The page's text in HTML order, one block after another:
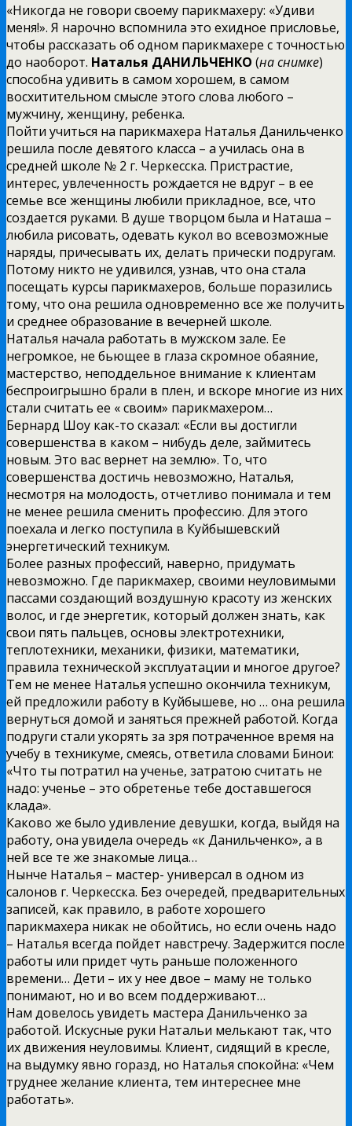
«Никогда не говори своему парикмахеру: «Удиви
меня!». Я нарочно вспомнила это ехидное присловье,
чтобы рассказать об одном парикмахере с точностью
до наоборот. Наталья ДАНИЛЬЧЕНКО (на снимке)
способна удивить в самом хорошем, в самом
восхитительном смысле этого слова любого –
мужчину, женщину, ребенка.
Пойти учиться на парикмахера Наталья Данильченко
решила после девятого класса – а училась она в
средней школе № 2 г. Черкесска. Пристрастие,
интерес, увлеченность рождается не вдруг – в ее
семье все женщины любили прикладное, все, что
создается руками. В душе творцом была и Наташа –
любила рисовать, одевать кукол во всевозможные
наряды, причесывать их, делать прически подругам.
Потому никто не удивился, узнав, что она стала
посещать курсы парикмахеров, больше поразились
тому, что она решила одновременно все же получить
и среднее образование в вечерней школе.
Наталья начала работать в мужском зале. Ее
негромкое, не бьющее в глаза скромное обаяние,
мастерство, неподдельное внимание к клиентам
беспроигрышно брали в плен, и вскоре многие из них
стали считать ее « своим» парикмахером…
Бернард Шоу как-то сказал: «Если вы достигли
совершенства в каком – нибудь деле, займитесь
новым. Это вас вернет на землю». То, что
совершенства достичь невозможно, Наталья,
несмотря на молодость, отчетливо понимала и тем
не менее решила сменить профессию. Для этого
поехала и легко поступила в Куйбышевский
энергетический техникум.
Более разных профессий, наверно, придумать
невозможно. Где парикмахер, своими неуловимыми
пассами создающий воздушную красоту из женских
волос, и где энергетик, который должен знать, как
свои пять пальцев, основы электротехники,
теплотехники, механики, физики, математики,
правила технической эксплуатации и многое другое?
Тем не менее Наталья успешно окончила техникум,
ей предложили работу в Куйбышеве, но … она решила
вернуться домой и заняться прежней работой. Когда
подруги стали укорять за зря потраченное время на
учебу в техникуме, смеясь, ответила словами Бинои:
«Что ты потратил на ученье, затратою считать не
надо: ученье – это обретенье тебе доставшегося
клада».
Каково же было удивление девушки, когда, выйдя на
работу, она увидела очередь «к Данильченко», а в
ней все те же знакомые лица…
Нынче Наталья – мастер- универсал в одном из
салонов г. Черкесска. Без очередей, предварительных
записей, как правило, в работе хорошего
парикмахера никак не обойтись, но если очень надо
– Наталья всегда пойдет навстречу. Задержится после
работы или придет чуть раньше положенного
времени… Дети – их у нее двое – маму не только
понимают, но и во всем поддерживают…
Нам довелось увидеть мастера Данильченко за
работой. Искусные руки Натальи мелькают так, что
их движения неуловимы. Клиент, сидящий в кресле,
на выдумку явно горазд, но Наталья спокойна: «Чем
труднее желание клиента, тем интереснее мне
работать».